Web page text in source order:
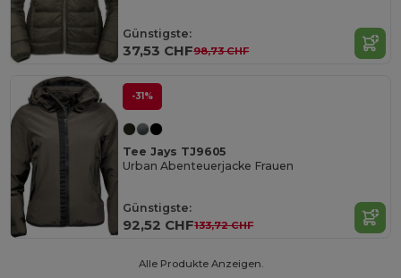
Günstigste:
37,53 CHF98,73 CHF
-31%
Tee Jays TJ9605
Urban Abenteuerjacke Frauen
Günstigste:
92,52 CHF133,72 CHF
Alle Produkte Anzeigen.